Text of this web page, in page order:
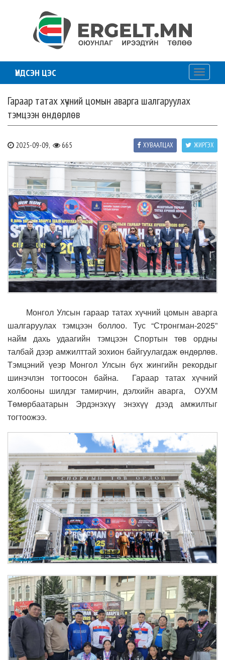
ҮНДСЭН ЦЭС
Toggle
Гараар татах хүчний цомын аварга шалгаруулах
тэмцээн өндөрлөв
2025-09-09, 665 ЖИРГЭХ
ХУВААЛЦАХ
Монгол Улсын гараар татах хүчний цомын аварга
шалгаруулах тэмцээн боллоо. Тус “Стронгман-2025”
найм дахь удаагийн тэмцээн Спортын төв ордны
талбай дээр амжилттай зохион байгуулагдаж өндөрлөв.
Тэмцэний үеэр Монгол Улсын бүх жингийн рекордыг
шинэчлэн тогтоосон байна. Гараар татах хүчний
холбооны шилдэг тамирчин, дэлхийн аварга, ОУХМ
Төмөрбаатарын Эрдэнэхүү энэхүү дээд амжилтыг
тогтоожээ.